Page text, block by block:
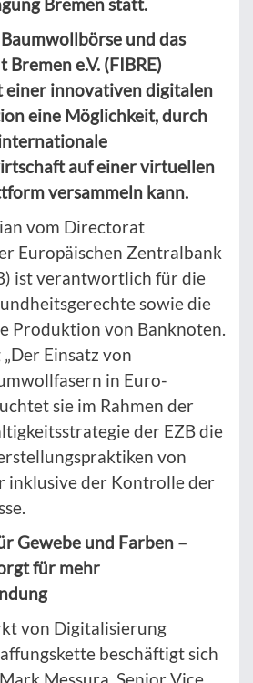
und das
e.V. (FIBRE)
einer innovativen digitalen
eine Möglichkeit, durch
auf einer virtuellen
versammeln kann.
vom Directorat
Europäischen Zentralbank
ist verantwortlich für die
sowie die
Produktion von Banknoten.
Einsatz von
in Euro-
sie im Rahmen der
der EZB die
von
inklusive der Kontrolle der
Gewebe und Farben –
für mehr
von Digitalisierung
beschäftigt sich
Messura, Senior Vice